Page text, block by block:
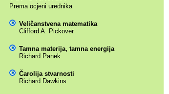
Prema ocjeni urednika
Veličanstvena matematika
Clifford A. Pickover
Tamna materija, tamna energija
Richard Panek
Čarolija stvarnosti
Richard Dawkins